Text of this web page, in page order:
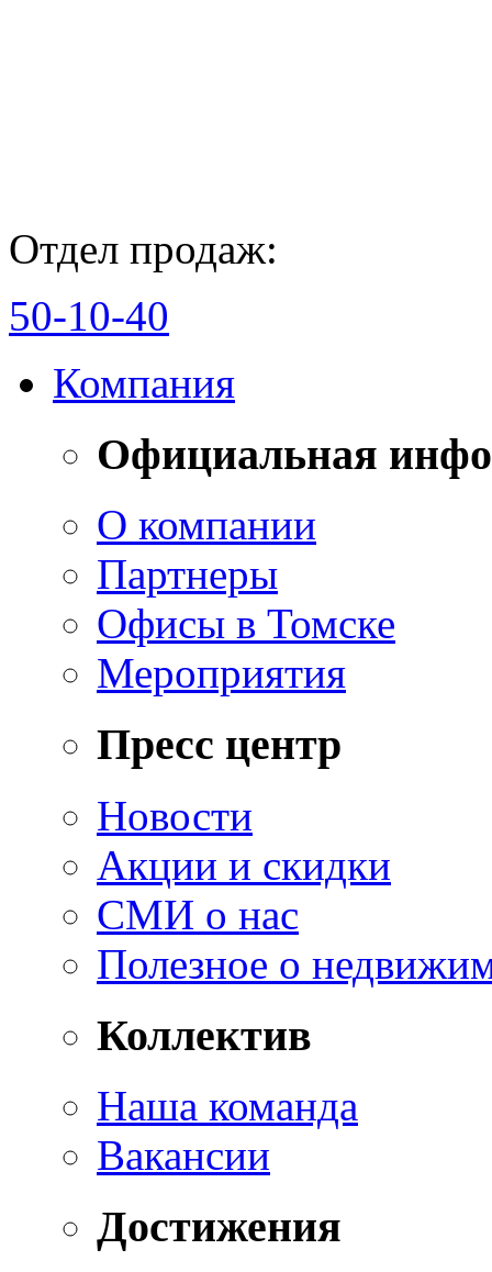
Отдел продаж:
50-10-40
Компания
Официальная
О компании
Партнеры
Офисы в Томске
Мероприятия
Пресс центр
Новости
Акции и скидки
СМИ о нас
Полезное о
Коллектив
Наша команда
Вакансии
Достижения